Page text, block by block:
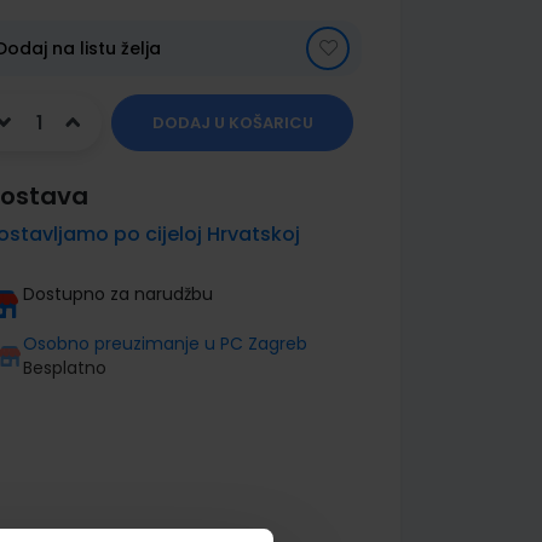
na listu želja
DODAJ U KOŠARICU
po cijeloj Hrvatskoj
Dostupno za narudžbu
Osobno preuzimanje u PC Zagreb
Besplatno